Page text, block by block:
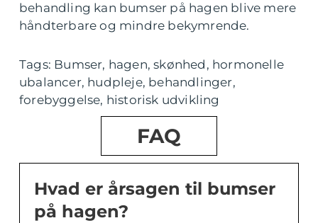
behandling kan bumser på hagen blive mere
håndterbare og mindre bekymrende.
Tags: Bumser, hagen, skønhed, hormonelle
ubalancer, hudpleje, behandlinger,
forebyggelse, historisk udvikling
FAQ
Hvad er årsagen til bumser
på hagen?